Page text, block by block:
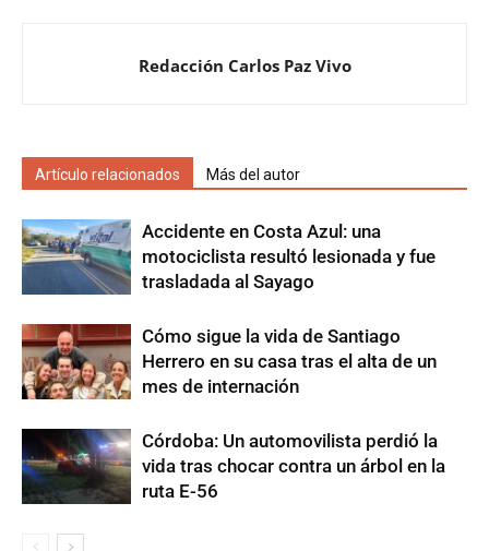
Redacción Carlos Paz Vivo
Artículo relacionados Más del autor
Accidente en Costa Azul: una
motociclista resultó lesionada y fue
trasladada al Sayago
Cómo sigue la vida de Santiago
Herrero en su casa tras el alta de un
mes de internación
Córdoba: Un automovilista perdió la
vida tras chocar contra un árbol en la
ruta E-56